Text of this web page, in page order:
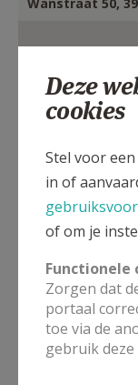
Deze
cookies
Stel voor
in of
of om je
Functionele
Zorgen dat
portaal
toe via de
gebruik